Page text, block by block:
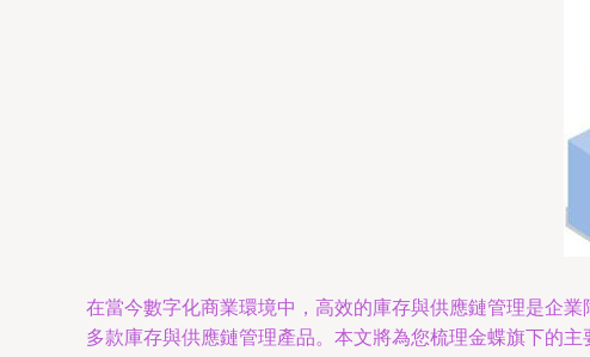
在當今數字化商業環境中，高效的庫存與供應鏈管理是企
多款庫存與供應鏈管理產品。本文將為您梳理金蝶旗下的